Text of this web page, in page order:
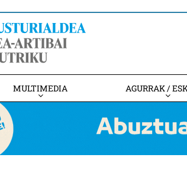
MULTIMEDIA AGURRAK /